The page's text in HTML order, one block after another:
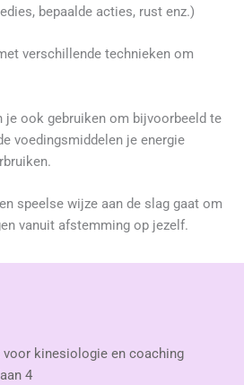
bepaalde acties, rust enz.)
verschillende technieken om
je ook gebruiken om bijvoorbeeld te
voedingsmiddelen je energie
speelse wijze aan de slag gaat om
vanuit afstemming op jezelf.
kinesiologie en coaching
4